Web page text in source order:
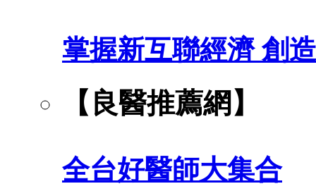
掌握新互聯經濟 創造
【良醫推薦網】
全台好醫師大集合